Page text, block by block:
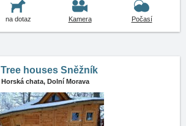
na dotaz Kamera Počasí
Tree houses Sněžník
Horská chata, Dolní Morava